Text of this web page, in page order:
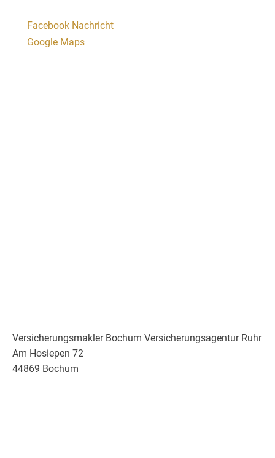
Facebook Nachricht
Google Maps
Versicherungsmakler Bochum Versicherungsagentur Ruhr
Am Hosiepen 72
44869 Bochum